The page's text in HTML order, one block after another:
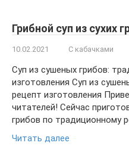
Грибной суп из сухих
10.02.2021 С кабачками
Суп из сушеных грибов:
изготовления Суп из
рецепт изготовления
читателей! Сейчас
грибов по традиционному
Читать далее